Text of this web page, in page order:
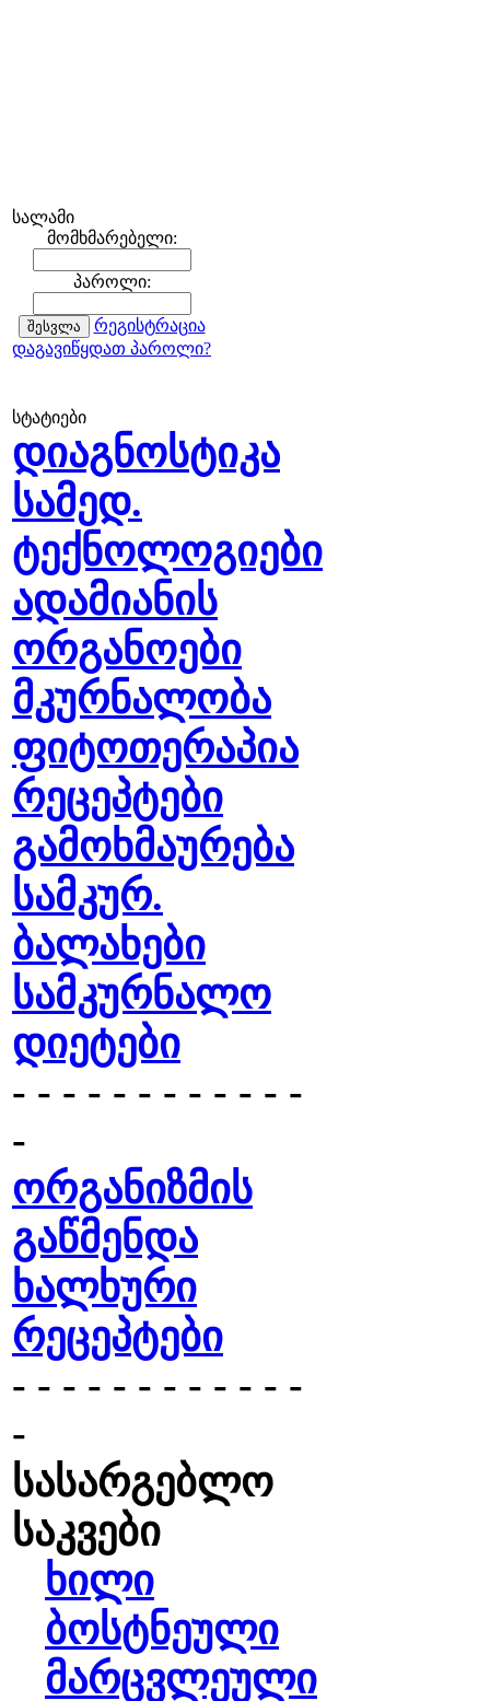
სალამი
მომხმარებელი:
პაროლი:
რეგისტრაცია
დაგავიწყდათ პაროლი?
სტატიები
დიაგნოსტიკა
სამედ.
ტექნოლოგიები
ადამიანის
ორგანოები
მკურნალობა
ფიტოთერაპია
რეცეპტები
გამოხმაურება
სამკურ.
ბალახები
სამკურნალო
დიეტები
- - - - - - - - - - - -
-
ორგანიზმის
გაწმენდა
ხალხური
რეცეპტები
- - - - - - - - - - - -
-
სასარგებლო
საკვები
ხილი
ბოსტნეული
მარცვლეული